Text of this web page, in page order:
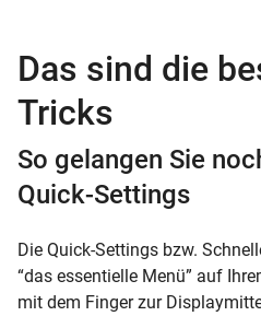
Das sind die
Tricks
So gelangen Sie
Quick-Settings
Die Quick-Settings bzw.
“das essentielle Menü” auf
mit dem Finger zur